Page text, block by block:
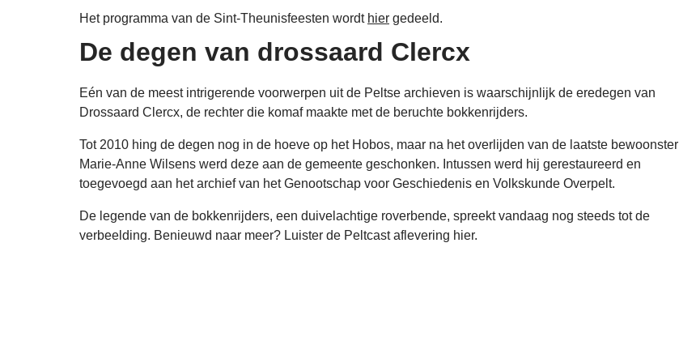
Het programma van de Sint-Theunisfeesten wordt hier gedeeld.
De degen van drossaard Clercx
Eén van de meest intrigerende voorwerpen uit de Peltse archieven is waarschijnlijk de eredegen van
Drossaard Clercx, de rechter die komaf maakte met de beruchte bokkenrijders.
Tot 2010 hing de degen nog in de hoeve op het Hobos, maar na het overlijden van de laatste bewoonster
Marie-Anne Wilsens werd deze aan de gemeente geschonken. Intussen werd hij gerestaureerd en
toegevoegd aan het archief van het Genootschap voor Geschiedenis en Volkskunde Overpelt.
De legende van de bokkenrijders, een duivelachtige roverbende, spreekt vandaag nog steeds tot de
verbeelding. Benieuwd naar meer? Luister de Peltcast aflevering hier.